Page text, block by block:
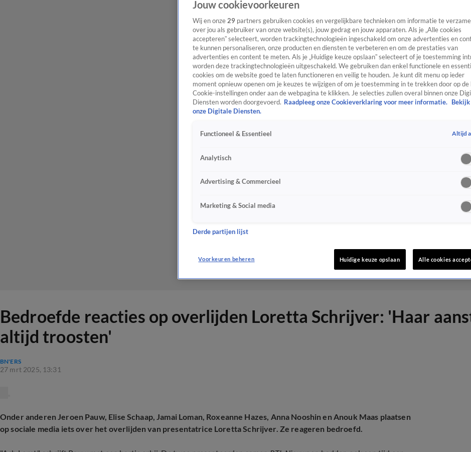
Bedroefde reacties op overlijden Loretta Schrijver: 'Haar
altijd troosten'
BN'ERS
27 mrt 2025, 13:31
Onder anderen Jeroen Pauw, Elise Schaap, Jamai Loman, Roxeanne Hazes, Anna Nooshin en Anouk Maas plaatsen
op sociale media iets over het overlijden van presentatrice Loretta Schrijver. Ze reageren bedroefd.
Jouw cookievoorkeuren
Wij en onze 29 partners gebruiken cookies en vergelijkbare technieken om informatie te
over jou als gebruiker van onze website(s), jouw gedrag en jouw apparaten. Als je „Alle cookies
accepteren” selecteert, worden trackingtechnologieën ingeschakeld om onze advertenties en
te kunnen personaliseren, onze producten en diensten te verbeteren en om de prestaties van
advertenties en content te meten. Als je „Huidige keuze opslaan” selecteert of je toestemming
worden deze trackingtechnologieën uitgeschakeld. We gebruiken dan enkel functionele en
cookies om de website goed te laten functioneren en veilig te houden. Je kunt dit menu op ieder
moment opnieuw openen om je keuzes te wijzigen of om je toestemming in te trekken door op de
Cookie-instellingen onder aan de webpagina te klikken. Je selecties zullen overal binnen onze
Diensten worden doorgevoerd. Raadpleeg onze Cookieverklaring voor meer informatie.
onze Digitale Diensten.
Functioneel & Essentieel Altijd
Analytisch
Advertising & Commercieel
Marketing & Social media
Derde partijen lijst
Voorkeuren beheren Huidige keuze opslaan Alle cookies